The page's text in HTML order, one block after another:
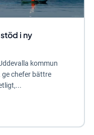
i ny
kommun
chefer bättre